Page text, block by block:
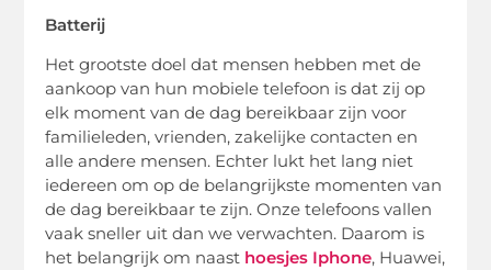
Batterij
Het grootste doel dat mensen hebben met de
aankoop van hun mobiele telefoon is dat zij op
elk moment van de dag bereikbaar zijn voor
familieleden, vrienden, zakelijke contacten en
alle andere mensen. Echter lukt het lang niet
iedereen om op de belangrijkste momenten van
de dag bereikbaar te zijn. Onze telefoons vallen
vaak sneller uit dan we verwachten. Daarom is
het belangrijk om naast hoesjes Iphone, Huawei,